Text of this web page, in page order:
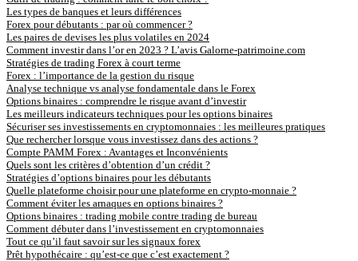
Les types de banques et leurs différences
Forex pour débutants : par où commencer ?
Les paires de devises les plus volatiles en 2024
Comment investir dans l’or en 2023 ? L’avis Galorne-patrimoine.com
Stratégies de trading Forex à court terme
Forex : l’importance de la gestion du risque
Analyse technique vs analyse fondamentale dans le Forex
Options binaires : comprendre le risque avant d’investir
Les meilleurs indicateurs techniques pour les options binaires
Sécuriser ses investissements en cryptomonnaies : les meilleures pratiques
Que rechercher lorsque vous investissez dans des actions ?
Compte PAMM Forex : Avantages et Inconvénients
Quels sont les critères d’obtention d’un crédit ?
Stratégies d’options binaires pour les débutants
Quelle plateforme choisir pour une plateforme en crypto-monnaie ?
Comment éviter les arnaques en options binaires ?
Options binaires : trading mobile contre trading de bureau
Comment débuter dans l’investissement en cryptomonnaies
Tout ce qu’il faut savoir sur les signaux forex
Prêt hypothécaire : qu’est-ce que c’est exactement ?